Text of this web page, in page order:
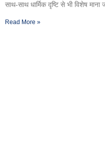
साथ-साथ धार्मिक दृष्टि से भी विशेष
Read More »